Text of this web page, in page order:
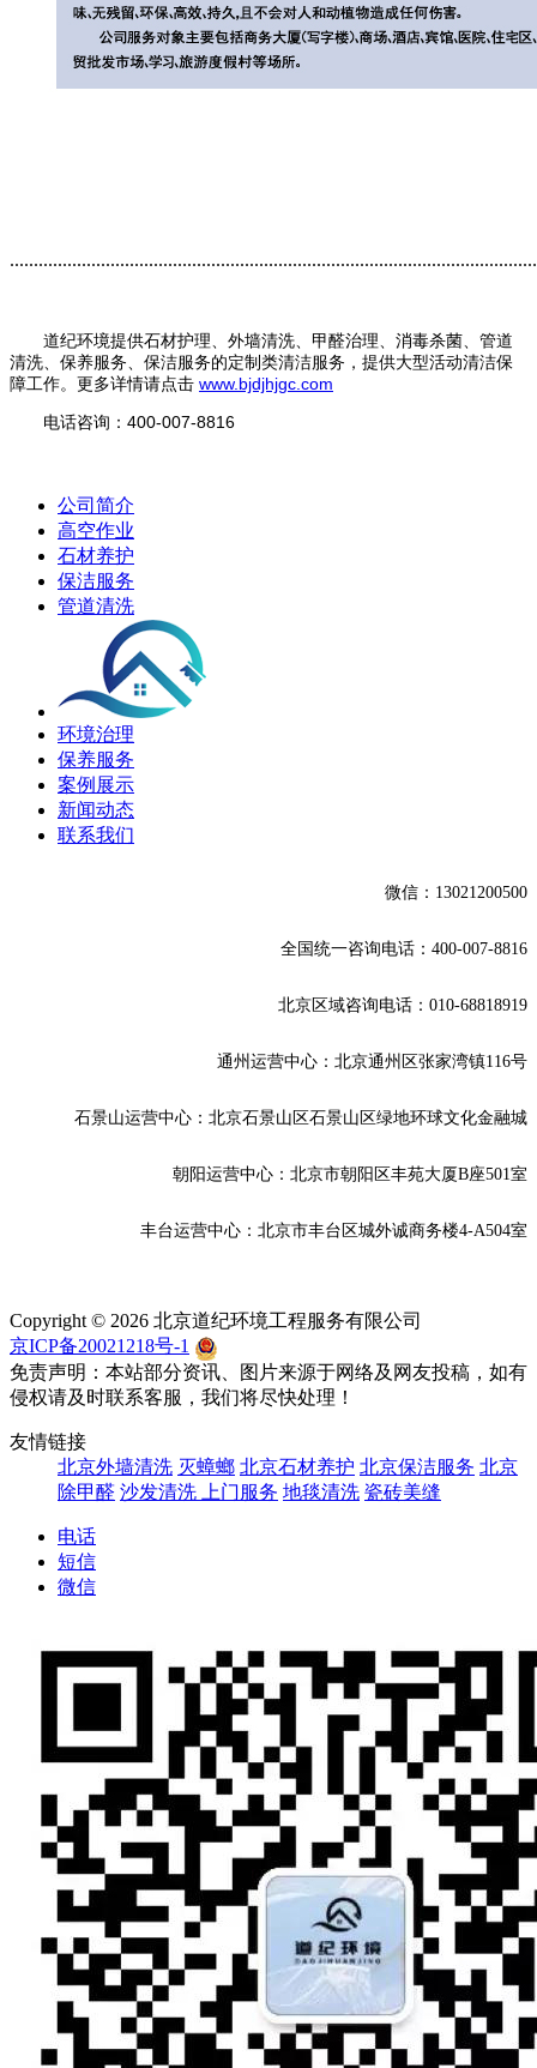
道纪环境提供石材护理、 外墙清洗、 甲醛治理、 消毒杀菌、 管道
清洗、 保养服务、 保洁服务的定制类清洁服务 ，提供大型活动清洁保
障工作。更多详情请点击 www.bjdjhjgc.com
电话咨询：400-007-8816
公司简介
高空作业
石材养护
保洁服务
管道清洗
环境治理
保养服务
案例展示
新闻动态
联系我们
微信：13021200500
全国统一咨询电话：400-007-8816
北京区域咨询电话：010-68818919
通州 运营中心：北京通州区张家湾镇116号
石景山运营中心：北京石景山区石景山区绿地环球文化金融城
朝阳运营中心：北京市朝阳区丰苑大厦B座501室
丰台运营中心：北京市丰台区城外诚商务楼4-A504室
Copyright © 2026 北京道纪环境工程服务有限公司
京ICP备20021218号-1
免责声明：本站部分资讯、图片来源于网络及网友投稿，如有
侵权请及时联系客服，我们将尽快处理！
友情链接
北京外墙清洗 灭蟑螂 北京石材养护 北京保洁服务 北京
除甲醛 沙发清洗 上门服务 地毯清洗 瓷砖美缝
电话
短信
微信